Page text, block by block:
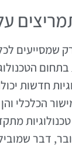
שמסייעים
חדשות
הכלכלי
דבר